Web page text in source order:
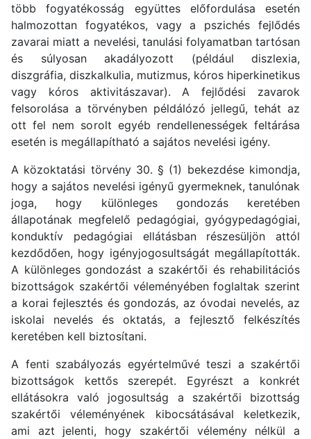
több fogyatékosság együttes előfordulása esetén
halmozottan fogyatékos, vagy a pszichés fejlődés
zavarai miatt a nevelési, tanulási folyamatban tartósan
és súlyosan akadályozott (például diszlexia,
diszgráfia, diszkalkulia, mutizmus, kóros hiperkinetikus
vagy kóros aktivitászavar). A fejlődési zavarok
felsorolása a törvényben példálózó jellegű, tehát az
ott fel nem sorolt egyéb rendellenességek feltárása
esetén is megállapítható a sajátos nevelési igény.
A közoktatási törvény 30. § (1) bekezdése kimondja,
hogy a sajátos nevelési igényű gyermeknek, tanulónak
joga, hogy különleges gondozás keretében
állapotának megfelelő pedagógiai, gyógypedagógiai,
konduktív pedagógiai ellátásban részesüljön attól
kezdődően, hogy igényjogosultságát megállapították.
A különleges gondozást a szakértői és rehabilitációs
bizottságok szakértői véleményében foglaltak szerint
a korai fejlesztés és gondozás, az óvodai nevelés, az
iskolai nevelés és oktatás, a fejlesztő felkészítés
keretében kell biztosítani.
A fenti szabályozás egyértelművé teszi a szakértői
bizottságok kettős szerepét. Egyrészt a konkrét
ellátásokra való jogosultság a szakértői bizottság
szakértői véleményének kibocsátásával keletkezik,
ami azt jelenti, hogy szakértői vélemény nélkül a